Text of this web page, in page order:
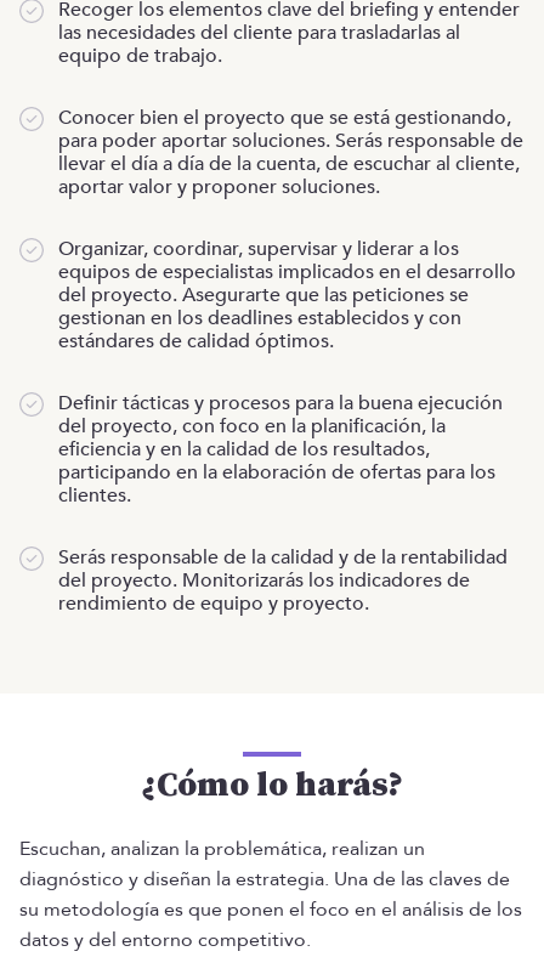
Recoger los elementos clave del briefing y entender
las necesidades del cliente para trasladarlas al
equipo de trabajo.
Conocer bien el proyecto que se está gestionando,
para poder aportar soluciones. Serás responsable de
llevar el día a día de la cuenta, de escuchar al cliente,
aportar valor y proponer soluciones.
Organizar, coordinar, supervisar y liderar a los
equipos de especialistas implicados en el desarrollo
del proyecto. Asegurarte que las peticiones se
gestionan en los deadlines establecidos y con
estándares de calidad óptimos.
Definir tácticas y procesos para la buena ejecución
del proyecto, con foco en la planificación, la
eficiencia y en la calidad de los resultados,
participando en la elaboración de ofertas para los
clientes.
Serás responsable de la calidad y de la rentabilidad
del proyecto. Monitorizarás los indicadores de
rendimiento de equipo y proyecto.
¿Cómo lo harás?
Escuchan, analizan la problemática, realizan un
diagnóstico y diseñan la estrategia. Una de las claves de
su metodología es que ponen el foco en el análisis de los
datos y del entorno competitivo.